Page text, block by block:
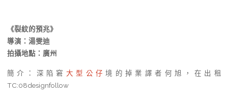
《裂紋的預兆》
導演：湯雯迪
拍攝地點：廣州
簡介：深陷窘 大型公仔境的掉業譯者何旭，在出租
TC:08designfollow